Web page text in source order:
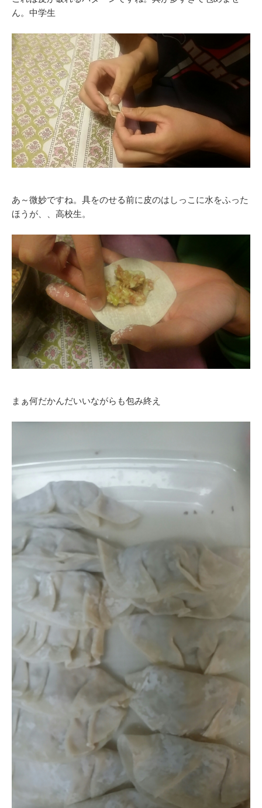
ん。中学生
あ～微妙ですね。具をのせる前に皮のはしっこに水をふった
ほうが、、高校生。
まぁ何だかんだいいながらも包み終え